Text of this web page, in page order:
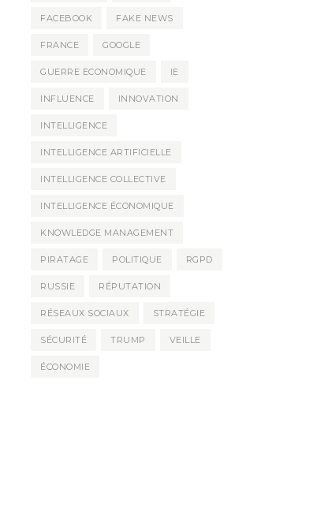
FACEBOOK FAKE NEWS
FRANCE GOOGLE
GUERRE ECONOMIQUE IE
INFLUENCE INNOVATION
INTELLIGENCE
INTELLIGENCE ARTIFICIELLE
INTELLIGENCE COLLECTIVE
INTELLIGENCE ÉCONOMIQUE
KNOWLEDGE MANAGEMENT
PIRATAGE POLITIQUE RGPD
RUSSIE RÉPUTATION
RÉSEAUX SOCIAUX STRATÉGIE
SÉCURITÉ TRUMP VEILLE
ÉCONOMIE